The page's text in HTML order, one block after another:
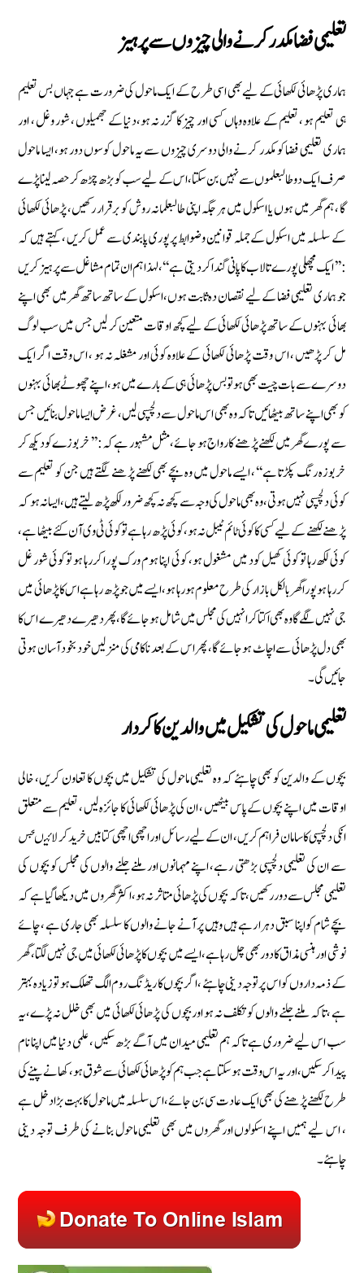
تعلیمی فضا مکدر کرنے والی چیزوں سے پرہیز
ہماری پڑھائی لکھائی کے لیے بھی اسی طرح کے ایک ماحول کی ضرورت ہے جہاں بس تعلیم
ہی تعلیم ہو ، تعلیم کے علاوہ وہاں کسی اور چیز کا گزر نہ ہو،دنیا کے جھمیلوں ، شور وغل ، اور
ہماری تعلیمی فضا کو مکدر کرنے والی دوسری چیزوں سے یہ ماحول کوسوں دور ہو، ایسا ماحول
صرف ایک دو طالبعلموں سے نہیں بن سکتا ،اس کے لیے سب کو بڑھ چڑھ کر حصہ لینا پڑے
گا ، ہم گھر میں ہوں یا اسکول میں ہر جگہ اپنی طالبعلمانہ روش کو برقرار رکھیں، پڑھائی لکھائی
کے سلسلہ میں اسکول کے جملہ قوانین وضوابط پر پوری پابندی سے عمل کریں ، کہتے ہیں کہ
:’’ ایک مچھلی پورے تالاب کا پانی گندا کر دیتی ہے‘‘ ، لہذا ہم ان تمام مشاغل سے پرہیز کریں
جو ہماری تعلیمی فضا کے لیے نقصان دہ ثابت ہوں، اسکول کے ساتھ ساتھ گھر میں بھی اپنے
بھائی بہنوں کے ساتھ پڑھائی لکھائی کے لیے کچھ اوقات متعین کر لیں جس میں سب لوگ
مل کر پڑھیں ، اس وقت پڑھائی لکھائی کے علاوہ کوئی اور مشغلہ نہ ہو ، اس وقت اگر ایک
دوسرے سے بات چیت بھی ہو تو بس پڑھائی ہی کے بارے میں ہو، اپنے چھوٹے بھائی بہنوں
کو بھی اپنے ساتھ بیٹھائیں تاکہ وہ بھی اس ماحول سے دلچسپی لیں، غرض ایسا ماحول بنائیں جس
سے پورے گھر میں لکھنے پڑھنے کا رواج ہو جائے، مثل مشہور ہے کہ:’’ خربوزے کو دیکھ کر
خربوزہ رنگ پکڑتا ہے‘‘ ، ایسے ماحول میں وہ بچے بھی لکھنے پڑھنے لگتے ہیں جن کو تعلیم سے
کوئی دلچسپی نہیں ہوتی ، وہ بھی ماحول کی وجہ سے کچھ نہ کچھ ضرور لکھ پڑھ لیتے ہیں، ایسا نہ ہو کہ
پڑھنے لکھنے کے لیے کسی کا کوئی ٹائم ٹیبل نہ ہو ، کوئی پڑھ رہا ہے تو کو ئی ٹی وی آ ن کئے بیٹھا ہے ،
کوئی لکھ رہا تو کوئی کھیل کود میں مشغول ہو، کوئی اپنا ہوم ورک پورا کررہا ہو تو کوئی شور غل
کررہا ہو پورا گھر بالکل بازار کی طرح معلوم ہو رہا ہو، ایسے میں جو پڑھ رہا ہے اس کا پڑھائی میں
جی نہیں لگے گا وہ بھی اکتا کر انہیں کی مجلس میں شامل ہو جائے گا ،پھر دھیرے دھیرے اس کا
بھی دل پڑھائی سے اچاٹ ہو جائے گا ، پھر اس کے بعد ناکامی کی منزلیں خود بخود آسان ہوتی
جائیں گی۔
تعلیمی ماحول کی تشکیل میں والدین کا کردار
بچوں کے والدین کو بھی چاہئے کہ وہ تعلیمی ماحول کی تشکیل میں بچوں کا تعاون کریں، خالی
اوقات میں اپنے بچوں کے پاس بیٹھیں ، ان کی پڑھائی لکھائی کا جائزہ لیں ، تعلیم سے متعلق
انکی دلچسپی کا سامان فراہم کریں ، ان کے لیے رسائل اور اچھی اچھی کتابیں خرید کر لائیںجس
سے ان کی تعلیمی دلچسپی بڑھتی رہے، اپنے مہمانوں اور ملنے جلنے والوں کی مجلس کو بچوں کی
تعلیمی مجلس سے دور رکھیں،تاکہ بچوں کی پڑھائی متاثر نہ ہو،اکثر گھروں میں دیکھا گیا ہے کہ
بچے شام کواپنا سبق دہرا رہے ہیں وہیں پر آنے جانے والوں کا سلسلہ بھی جاری ہے ، چائے
نوشی اور ہنسی مذاق کا دور بھی چل رہا ہے،ایسے میں بچوں کا پڑھائی لکھائی میں جی نہیں لگتا ، گھر
کے ذمہ داروں کو اس پرتوجہ دینی چاہئے ، اگر بچوں کا ریڈنگ روم الگ تھلک ہو تو زیادہ بہتر
ہے ،تاکہ ملنے جلنے والوں کو تکلف نہ ہو اور بچوں کی پڑھائی لکھائی میں بھی خلل نہ پڑے،یہ
سب اس لیے ضروری ہے تاکہ ہم تعلیمی میدان میں آگے بڑھ سکیں ، علمی دنیا میں اپنا نام
پیدا کرسکیں،اور یہ اس وقت ہو سکتا ہے جب ہم کو پڑھائی لکھائی سے شوق ہو، کھانے پینے کی
طرح لکھنے پڑھنے کی بھی ایک عادت سی بن جائے، اس سلسلہ میں ماحول کا بہت بڑا دخل ہے
، اس لیے ہمیں اپنے اسکولوں اور گھروں میں بھی تعلیمی ماحول بنانے کی طرف توجہ دینی
چاہئے۔